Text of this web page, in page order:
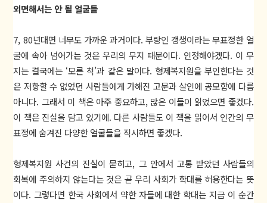
외면해서는 안 될 얼굴들
7, 80년대면 너무도 가까운 과거이다. 부랑인 갱생이라는 무표정한 얼
굴에 속아 넘어가는 것은 우리의 무지 때문이다. 인정해야겠다. 이 무
지는 결국에는 ‘모른 척’과 같은 말이다. 형제복지원을 부인한다는 것
은 저항할 수 없었던 사람들에게 가해진 고문과 살인에 공모함에 다름
아니다. 그래서 이 책은 아주 중요하고, 많은 이들이 읽었으면 좋겠다.
이 책은 진실을 담고 있기에. 다른 사람들도 이 책을 읽어서 인간의 무
표정에 숨겨진 다양한 얼굴들을 직시하면 좋겠다.
형제복지원 사건의 진실이 묻히고, 그 안에서 고통 받았던 사람들의
회복에 주의하지 않는다는 것은 곧 우리 사회가 학대를 허용한다는 뜻
이다. 그렇다면 한국 사회에서 약한 자들에 대한 학대는 지금 이 순간